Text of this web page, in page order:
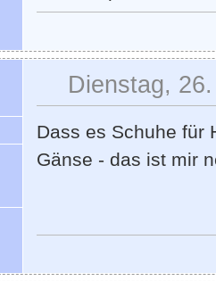
Dienstag,
Dass es Schuhe für
Gänse - das ist mir